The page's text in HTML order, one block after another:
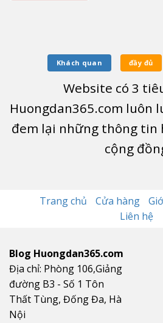
Khách quan đầy đủ
Website có 3
Huongdan365.com luôn
đem lại những thông tin
cộng
Trang chủ Cửa hàng
Liên hệ
Blog Huongdan365.com
Địa chỉ: Phòng 106,Giảng
đường B3 - Số 1 Tôn
Thất Tùng, Đống Đa, Hà
Nội